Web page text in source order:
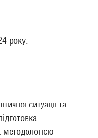
року.
ситуації та
методологією